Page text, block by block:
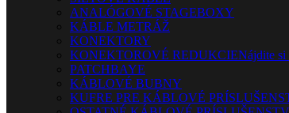
ANALÓGOVÉ STAGEBOXY
KÁBLE METRÁŽ
KONEKTORY
KONEKTOROVÉ REDUKCIENájdite si
PATCHBAYE
KÁBLOVÉ BUBNY
KUFRE PRE KÁBLOVÉ